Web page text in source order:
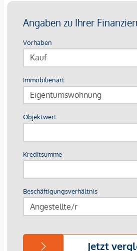
Die Wohnungen sind teilweise bis
vermietet.
von € 36.800,- zzgl. 20 % USt.
Die monatliche Nettomiete für die
Wir weisen darauf hin, dass
dem zu vermittelnden Dritten ein
wirtschaftliches Naheverhältnis
*Der Vertrag kommt nicht mit der
Immobilienunternehmen
Vertragsabschluss resultierende